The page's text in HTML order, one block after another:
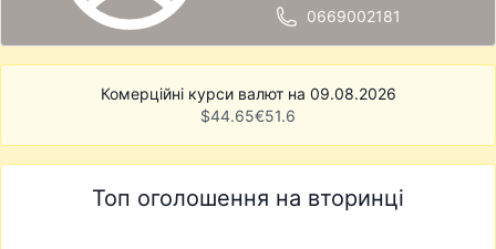
0669002181
Комерційні курси валют на 09.08.2026
$44.65€51.6
Топ оголошення на вторинці